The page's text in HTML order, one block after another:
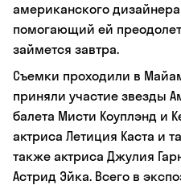
американского
помогающий ей
займется завтра.
Съемки проходили в
приняли участие звезды
балета Мисти Коуплэнд и
актриса Летиция Каста и
также актриса Джулия
Астрид Эйка. Всего в